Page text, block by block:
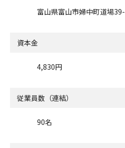
富山県富山市婦中町道場
資本金
4,830円
従業員数（連結）
90名